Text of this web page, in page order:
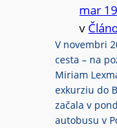
mar
v
V novembri
cesta – na
Miriam
exkurziu do
začala v
autobusu v